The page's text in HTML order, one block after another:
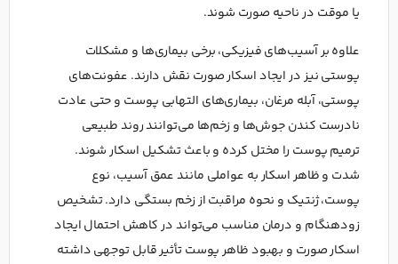
یا موقت در ناحیه صورت شوند.
علاوه بر آسیب‌های فیزیکی، برخی بیماری‌ها و مشکلات
پوستی نیز در ایجاد اسکار صورت نقش دارند. عفونت‌های
پوستی، آبله مرغان، بیماری‌های التهابی پوست و حتی عادت
نادرست کندن جوش‌ها و زخم‌ها می‌توانند روند طبیعی
ترمیم پوست را مختل کرده و باعث تشکیل اسکار شوند.
شدت و ظاهر اسکار به عواملی مانند عمق آسیب، نوع
پوست، ژنتیک و نحوه مراقبت از زخم بستگی دارد. تشخیص
زودهنگام و درمان مناسب می‌تواند در کاهش احتمال ایجاد
اسکار صورت و بهبود ظاهر پوست تأثیر قابل توجهی داشته